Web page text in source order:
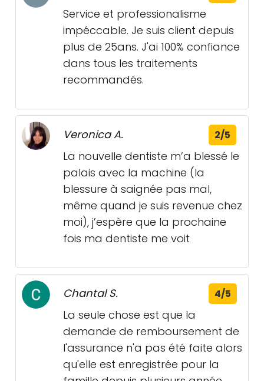
Service et professionalisme
impéccable. Je suis client depuis
plus de 25ans. J'ai 100% confiance
dans tous les traitements
recommandés.
Veronica A. 2/5
La nouvelle dentiste m’a blessé le
palais avec la machine (la
blessure à saignée pas mal,
même quand je suis revenue chez
moi), j’espère que la prochaine
fois ma dentiste me voit
Chantal S. 4/5
La seule chose est que la
demande de remboursement de
l'assurance n'a pas été faite alors
qu'elle est enregistrée pour la